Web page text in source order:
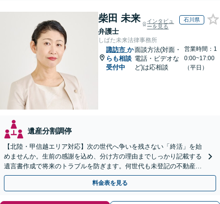
柴田 未来
弁護士
インタビュ
ーを見る
石川県
しばた未来法律事務所
諏訪市 か
らも相談
受付中
面談方法(対面・
電話・ビデオな
ど)は応相談
営業時間：1
0:00~17:00
（平日）
遺産分割調停
【北陸・甲信越エリア対応】次の世代へ争いを残さない「終活」を始
めませんか。生前の感謝を込め、分け方の理由までしっかり記載する
遺言書作成で将来のトラブルを防ぎます。何世代も未登記の不動産問
題も対応可能。【電話相談・WEB面談可】
料金表を見る